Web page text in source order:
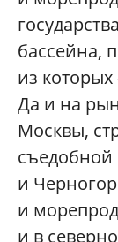
бассейна,
из
Да и на
Москвы,
съедобной
и
и
и в